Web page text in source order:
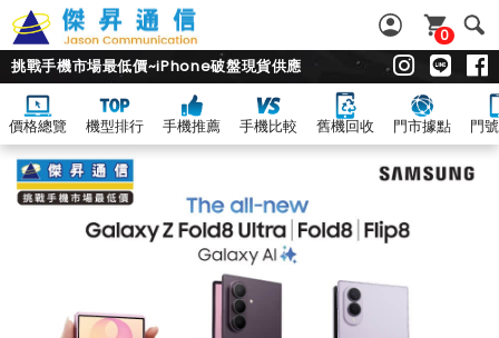
0
挑戰手機市場最低價~iPhone破盤現貨供應
價格總覽 機型排行 手機推薦 手機比較 舊機回收 門市據點 門